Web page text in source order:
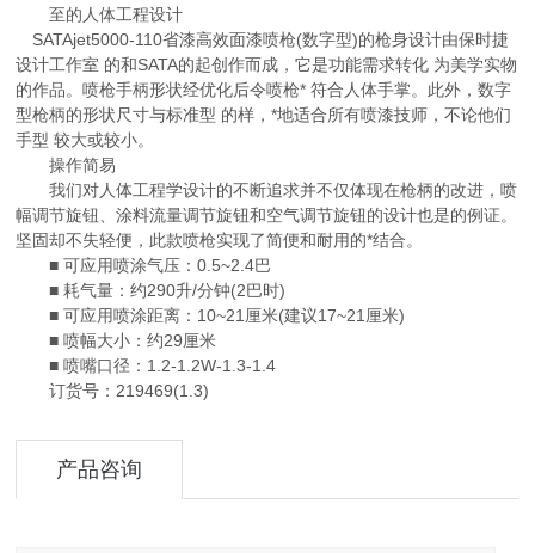
至的人体工程设计
SATAjet5000-110省漆高效面漆喷枪(数字型)的枪身设计由保时捷
设计工作室 的和SATA的起创作而成，它是功能需求转化 为美学实物
的作品。喷枪手柄形状经优化后令喷枪* 符合人体手掌。此外，数字
型枪柄的形状尺寸与标准型 的样，*地适合所有喷漆技师，不论他们
手型 较大或较小。
操作简易
我们对人体工程学设计的不断追求并不仅体现在枪柄的改进，喷
幅调节旋钮、涂料流量调节旋钮和空气调节旋钮的设计也是的例证。
坚固却不失轻便，此款喷枪实现了简便和耐用的*结合。
■ 可应用喷涂气压：0.5~2.4巴
■ 耗气量：约290升/分钟(2巴时)
■ 可应用喷涂距离：10~21厘米(建议17~21厘米)
■ 喷幅大小：约29厘米
■ 喷嘴口径：1.2-1.2W-1.3-1.4
订货号：219469(1.3)
产品咨询